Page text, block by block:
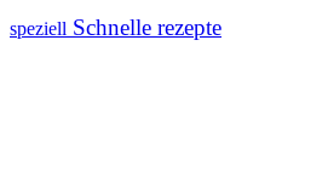
speziell Schnelle rezepte